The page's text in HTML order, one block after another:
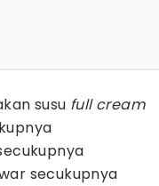
susu full cream
secukupnya